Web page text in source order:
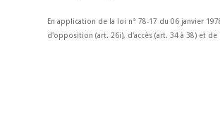
En application de la loi n° 78-17 du 06 janvier
d'opposition (art. 26i), d'accès (art. 34 à 38) et